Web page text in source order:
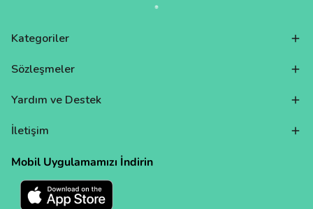
Kategoriler
Sözleşmeler
Yardım ve Destek
İletişim
Mobil Uygulamamızı İndirin